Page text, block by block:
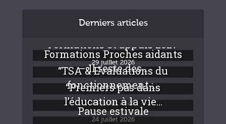
Derniers articles
Formations et appuis 2027
29 juillet 2026
Formations Proches aidants
– Il reste des...
24 juillet 2026
“TSA & Evaluations du
fonctionnement :...
24 juillet 2026
“Premiers pas dans
l’éducation à la vie...
24 juillet 2026
Pause estivale